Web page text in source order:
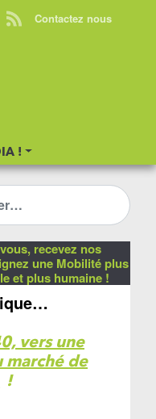
!
Contactez nous
recevez nos
une Mobilité plus
et plus humaine !
vers une
de
!